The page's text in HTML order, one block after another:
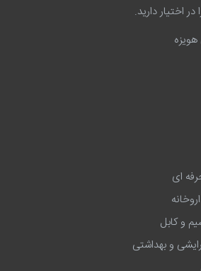
اختیار دارید.
ای
و کابل
و بهداشتی